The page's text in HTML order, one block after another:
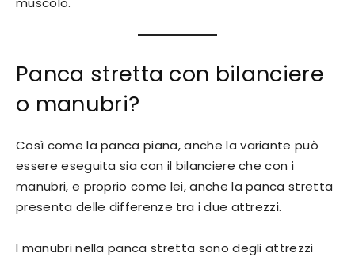
Panca stretta con bilanciere
o manubri?
Così come la panca piana, anche la variante può
essere eseguita sia con il bilanciere che con i
manubri, e proprio come lei, anche la panca stretta
presenta delle differenze tra i due attrezzi.
I manubri nella panca stretta sono degli attrezzi